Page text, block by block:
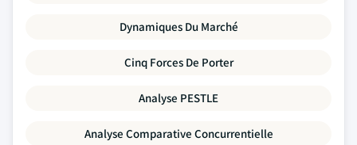
Dynamiques Du Marché
Cinq Forces De Porter
Analyse PESTLE
Analyse Comparative Concurrentielle